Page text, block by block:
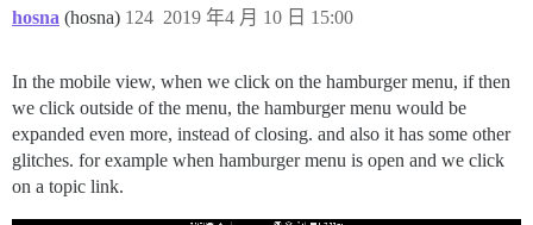
hosna (hosna) 2019 年4 月 10 日 15:00
124
In the mobile view, when we click on the hamburger menu, if then
we click outside of the menu, the hamburger menu would be
expanded even more, instead of closing. and also it has some other
glitches. for example when hamburger menu is open and we click
on a topic link.